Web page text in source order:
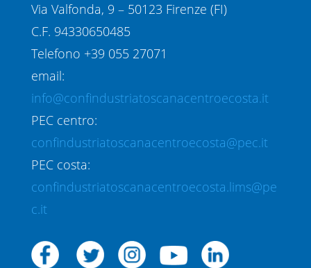
Via Valfonda, 9 – 50123 Firenze (FI)
C.F. 94330650485
Telefono +39 055 27071
email:
info@confindustriatoscanacentroecosta.it
PEC centro:
confindustriatoscanacentroecosta@pec.it
PEC costa:
confindustriatoscanacentroecosta.lims@pe
c.it